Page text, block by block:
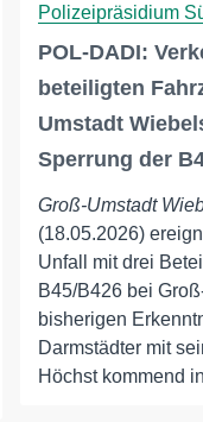
Polizeipräsidium
POL-DADI:
beteiligten
Umstadt
Sperrung der
Groß-Umstadt
(18.05.2026)
Unfall mit drei
B45/B426 bei
bisherigen
Darmstädter mit
Höchst kommend